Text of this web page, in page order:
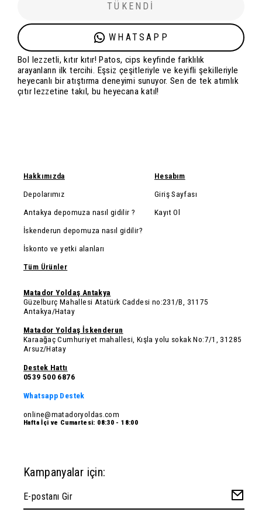
TÜKENDİ
WHATSAPP
Bol lezzetli, kıtır kıtır! Patos, cips keyfinde farklılık
arayanların ilk tercihi. Eşsiz çeşitleriyle ve keyifli şekilleriyle
heyecanlı bir atıştırma deneyimi sunuyor. Sen de tek atımlık
çıtır lezzetine takıl, bu heyecana katıl!
Hakkımızda
Depolarımız
Antakya depomuza nasıl gidilir ?
İskenderun depomuza nasıl gidilir?
İskonto ve yetki alanları
Hesabım
Giriş Sayfası
Kayıt Ol
Tüm Ürünler
Matador Yoldaş Antakya
Güzelburç Mahallesi Atatürk Caddesi no:231/B, 31175
Antakya/Hatay
Matador Yoldaş İskenderun
Karaağaç Cumhuriyet mahallesi, Kışla yolu sokak No:7/1, 31285
Arsuz/Hatay
Destek Hattı
0539 500 6876
Whatsapp Destek
online@matadoryoldas.com
Hafta İçi ve Cumartesi: 08:30 - 18:00
Kampanyalar için: